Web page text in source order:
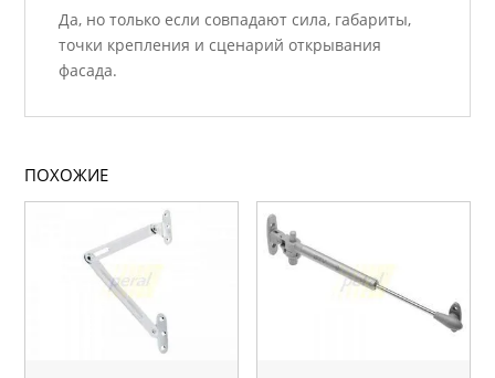
Да, но только если совпадают сила, габариты,
точки крепления и сценарий открывания
фасада.
ПОХОЖИЕ